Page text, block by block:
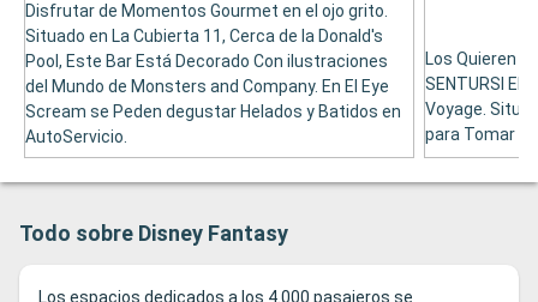
Disfrutar de Momentos Gourmet en el ojo grito.
Situado en La Cubierta 11, Cerca de la Donald's
Pool, Este Bar Está Decorado Con ilustraciones
del Mundo de Monsters and Company. En El Eye
Scream se Peden degustar Helados y Batidos en
AutoServicio.
Los Quieren
SENTURSI EN
Voyage.
para Tomar
Todo sobre Disney Fantasy
Los espacios dedicados a los 4.000 pasajeros se